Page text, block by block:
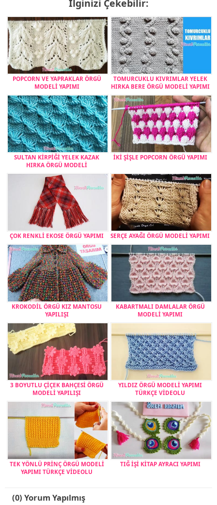
İlginizi Çekebilir:
POPCORN VE YAPRAKLAR ÖRGÜ
MODELİ YAPIMI
TOMURCUKLU KIVRIMLAR YELEK
HIRKA BERE ÖRGÜ MODELİ YAPIMI
SULTAN KİRPİĞİ YELEK KAZAK
HIRKA ÖRGÜ MODELİ
İKİ ŞİŞLE POPCORN ÖRGÜ YAPIMI
ÇOK RENKLİ EKOSE ÖRGÜ YAPIMI SERÇE AYAĞI ÖRGÜ MODELİ YAPIMI
KROKODİL ÖRGÜ KIZ MANTOSU
YAPILIŞI
KABARTMALI DAMLALAR ÖRGÜ
MODELİ YAPIMI
3 BOYUTLU ÇİÇEK BAHÇESİ ÖRGÜ
MODELİ YAPILIŞI
YILDIZ ÖRGÜ MODELİ YAPIMI
TÜRKÇE VİDEOLU
TEK YÖNLÜ PRİNÇ ÖRGÜ MODELİ
YAPIMI TÜRKÇE VİDEOLU
TIĞ İŞİ KİTAP AYRACI YAPIMI
(0) Yorum Yapılmış